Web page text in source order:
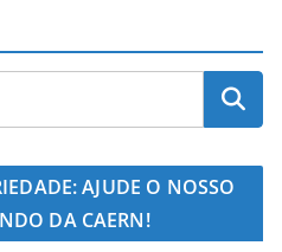
AJUDE O NOSSO
DA CAERN!